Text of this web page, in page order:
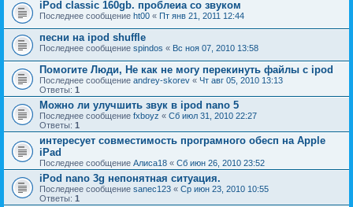
iPod classic 160gb. проблеиа со звуком
Последнее сообщение ht00 « Пт янв 21, 2011 12:44
песни на ipod shuffle
Последнее сообщение spindos « Вс ноя 07, 2010 13:58
Помогите Люди, Не как не могу перекинуть файлы с ipod
Последнее сообщение andrey-skorev « Чт авг 05, 2010 13:13
Ответы: 1
Можно ли улучшить звук в ipod nano 5
Последнее сообщение fxboyz « Сб июл 31, 2010 22:27
Ответы: 1
интересует совместимость програмного обесп на Apple
iPad
Последнее сообщение Алиса18 « Сб июн 26, 2010 23:52
iPod nano 3g непонятная ситуация.
Последнее сообщение sanec123 « Ср июн 23, 2010 10:55
Ответы: 1